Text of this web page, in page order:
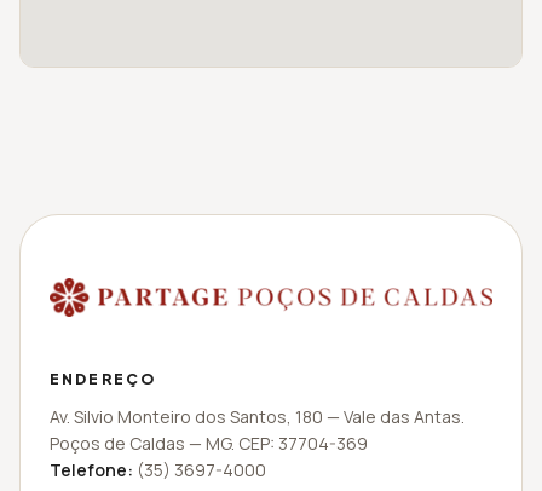
ENDEREÇO
Av. Silvio Monteiro dos Santos, 180 — Vale das Antas.
Poços de Caldas — MG. CEP: 37704-369
Telefone: (35) 3697-4000